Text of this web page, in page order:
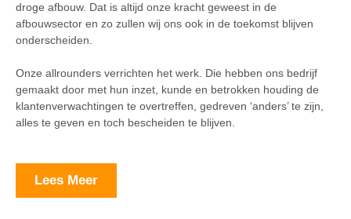
droge afbouw. Dat is altijd onze kracht geweest in de
afbouwsector en zo zullen wij ons ook in de toekomst blijven
onderscheiden.
Onze allrounders verrichten het werk. Die hebben ons bedrijf
gemaakt door met hun inzet, kunde en betrokken houding de
klantenverwachtingen te overtreffen, gedreven ‘anders’ te zijn,
alles te geven en toch bescheiden te blijven.
Lees Meer